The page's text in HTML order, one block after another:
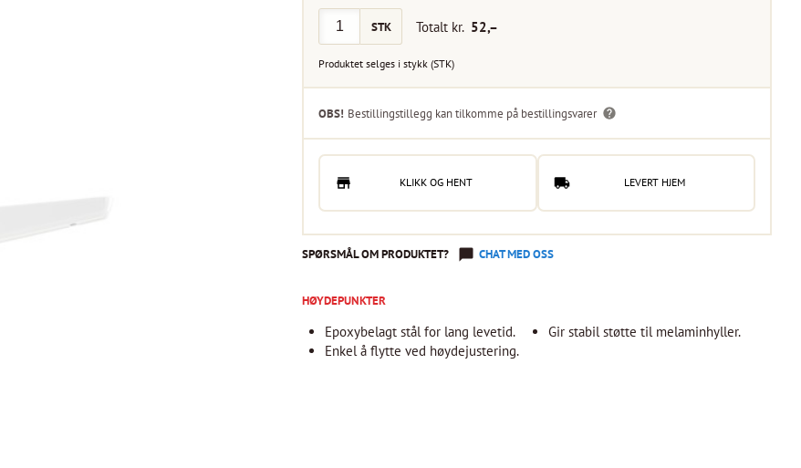
STK Totalt kr. 52,–
Produktet selges istykk (STK)
OBS! Bestillingstillegg kan tilkomme på bestillingsvarer
KLIKK OG HENT LEVERT HJEM
SPØRSMÅL OM PRODUKTET? CHAT MED OSS
HØYDEPUNKTER
Epoxybelagt stål for lang levetid.
Enkel å flytte ved høydejustering.
Gir stabil støtte til melaminhyller.